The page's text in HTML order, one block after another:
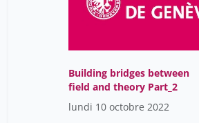
Building bridges between
field and theory Part_2
lundi 10 octobre 2022